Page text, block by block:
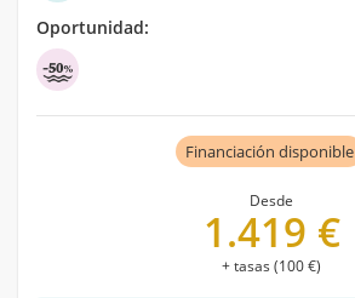
Oportunidad:
Financiación disponible
Desde
1.419 €
+ tasas (100 €)